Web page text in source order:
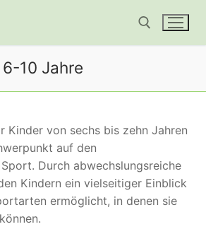
10 Jahre
Kinder von sechs bis zehn Jahren
auf den
Durch abwechslungsreiche
Kindern ein vielseitiger Einblick
ermöglicht, in denen sie